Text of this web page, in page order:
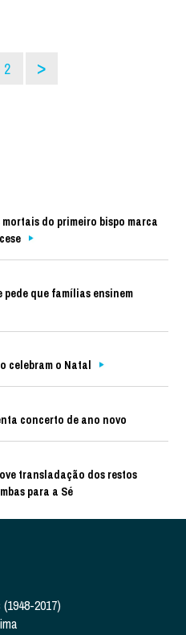
2 >
do primeiro bispo marca
pede que famílias ensinem
celebram o Natal
concerto de ano novo
transladação dos restos
para a Sé
2017)